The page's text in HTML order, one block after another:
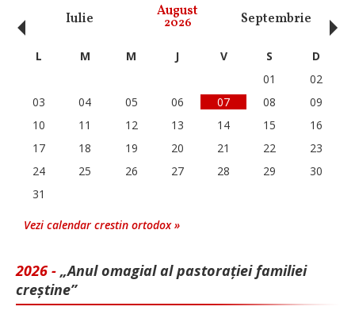
Iulie August
2026 Septembrie
‹ L M M J V S
D
01
02
03
04 05 06 07 08
09
10
11 12 13 14 15
16
17
18 19 20 21 22
23
24
25 26 27 28 29
30
31
Vezi calendar crestin ortodox »
2026 - „Anul omagial al pastorației familiei
creștine”